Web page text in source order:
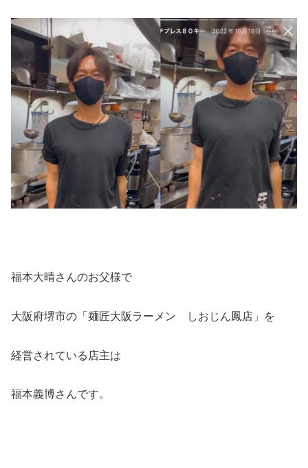
福本大晴さんのお父様で
大阪府堺市の「麺匠大阪ラーメン しおじん鳳店」を
経営されている店主は
福本義博さんです。